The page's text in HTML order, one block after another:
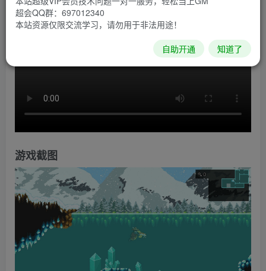
游戏截图
超会QQ群：697012340
本站资源仅限交流学习，请勿用于非法用途！
自助开通 知道了